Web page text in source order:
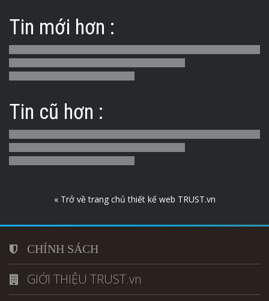
Tin mới hơn :
Tin cũ hơn :
« Trở về trang chủ thiết kế web TRUST.vn
CHÍNH SÁCH
GIỚI THIỆU TRUST.vn